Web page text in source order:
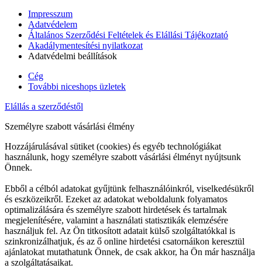
Impresszum
Adatvédelem
Általános Szerződési Feltételek és Elállási Tájékoztató
Akadálymentesítési nyilatkozat
Adatvédelmi beállítások
Cég
További niceshops üzletek
Elállás a szerződéstől
Személyre szabott vásárlási élmény
Hozzájárulásával sütiket (cookies) és egyéb technológiákat
használunk, hogy személyre szabott vásárlási élményt nyújtsunk
Önnek.
Ebből a célból adatokat gyűjtünk felhasználóinkról, viselkedésükről
és eszközeikről. Ezeket az adatokat weboldalunk folyamatos
optimalizálására és személyre szabott hirdetések és tartalmak
megjelenítésére, valamint a használati statisztikák elemzésére
használjuk fel. Az Ön titkosított adatait külső szolgáltatókkal is
szinkronizálhatjuk, és az ő online hirdetési csatornáikon keresztül
ajánlatokat mutathatunk Önnek, de csak akkor, ha Ön már használja
a szolgáltatásaikat.